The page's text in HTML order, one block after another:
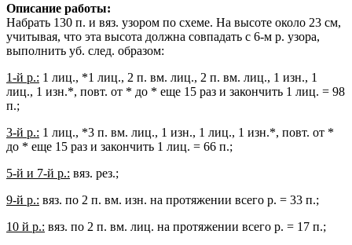
Описание работы:
Набрать 130 п. и вяз. узором по схеме. На высоте около 23 см,
учитывая, что эта высота должна совпадать с 6-м р. узора,
выполнить уб. след. образом:
1-й р.: 1 лиц., *1 лиц., 2 п. вм. лиц., 2 п. вм. лиц., 1 изн., 1
лиц., 1 изн.*, повт. от * до * еще 15 раз и закончить 1 лиц. = 98
п.;
3-й р.: 1 лиц., *3 п. вм. лиц., 1 изн., 1 лиц., 1 изн.*, повт. от *
до * еще 15 раз и закончить 1 лиц. = 66 п.;
5-й и 7-й р.: вяз. рез.;
9-й р.: вяз. по 2 п. вм. изн. на протяжении всего р. = 33 п.;
10 й р.: вяз. по 2 п. вм. лиц. на протяжении всего р. = 17 п.;